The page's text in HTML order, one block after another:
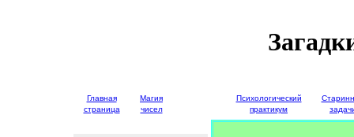
Главная
страница
Магия
чисел
Психологический
практикум